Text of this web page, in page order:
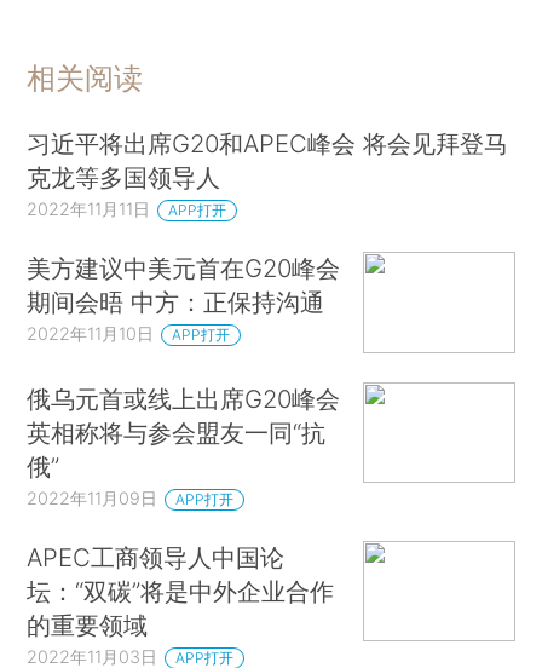
相关阅读
习近平将出席G20和APEC峰会 将会见拜登马
克龙等多国领导人
2022年11月11日 APP打开
美方建议中美元首在G20峰会
期间会晤 中方：正保持沟通
2022年11月10日 APP打开
俄乌元首或线上出席G20峰会
英相称将与参会盟友一同“抗
俄”
2022年11月09日 APP打开
APEC工商领导人中国论
坛：“双碳”将是中外企业合作
的重要领域
2022年11月03日 APP打开